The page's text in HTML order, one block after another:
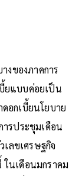
ของภาคการ
ยแบบค่อยเป็น
อกเบี้ยนโยบาย
รประชุมเดือน
ลขเศรษฐกิจ
ในเดือนมกราคม